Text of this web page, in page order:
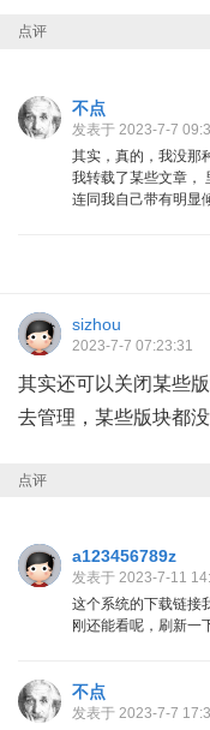
点评
不点
发表于 2023-7-7
其实，真的，我没那
我转载了某些文章，
连同我自己带有明显
sizhou
2023-7-7 07:23:31
其实还可以关闭某些
去管理，某些版块都
点评
a123456789z
发表于 2023-7-11
这个系统的下载链接
刚还能看呢，刷新一
不点
发表于 2023-7-7